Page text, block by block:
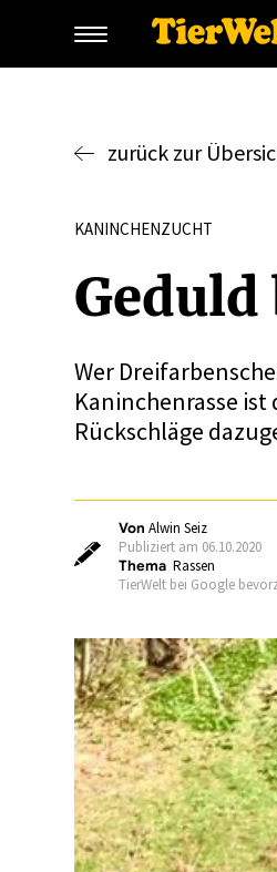
zurück zur
KANINCHENZUCHT
Wer
Kaninchenrasse ist
Rückschläge
VonAlwin Seiz
Publiziert am 06.10.2020
Thema Rassen
TierWelt bei Google